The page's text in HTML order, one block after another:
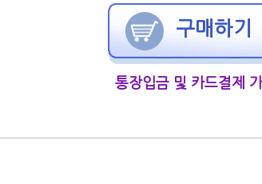
구매하기
통장입금 및 카드결제